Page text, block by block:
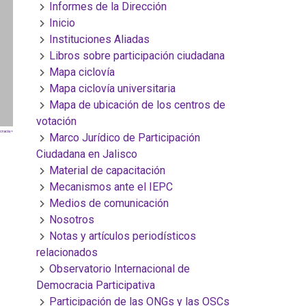
»
Informes de la Dirección
Inicio
Instituciones Aliadas
Libros sobre participación ciudadana
Mapa ciclovía
Mapa ciclovía universitaria
Mapa de ubicación de los centros de
votación
Marco Jurídico de Participación
Ciudadana en Jalisco
Material de capacitación
Mecanismos ante el IEPC
Medios de comunicación
Nosotros
Notas y artículos periodísticos
relacionados
Observatorio Internacional de
Democracia Participativa
Participación de las ONGs y las OSCs